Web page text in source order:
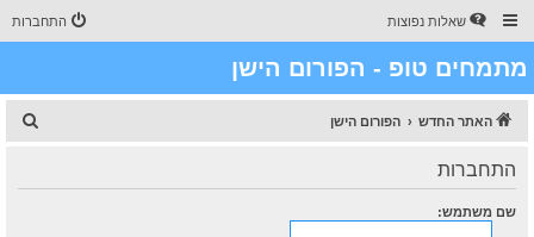
שאלות נפוצות התחברות
מתמחים טופ - הפורום הישן
האתר החדש הפורום הישן
התחברות
שם משתמש: